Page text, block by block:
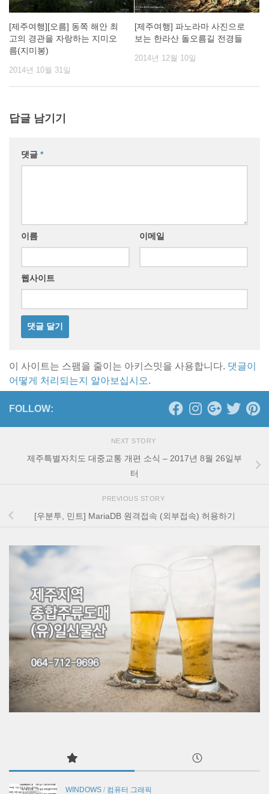
[제주여행][오름] 동쪽 해안 최
고의 경관을 자랑하는 지미오
름(지미봉)
2014년 10월 31일
[제주여행] 파노라마 사진으로
보는 한라산 돌오름길 전경들
2014년 12월 10일
답글 남기기
댓글 *
이름 이메일
웹사이트
이 사이트는 스팸을 줄이는 아키스밋을 사용합니다. 댓글이
어떻게 처리되는지 알아보십시오.
FOLLOW:
NEXT STORY
제주특별자치도 대중교통 개편 소식 – 2017년 8월 26일부
터
PREVIOUS STORY
[우분투, 민트] MariaDB 원격접속 (외부접속) 허용하기
WINDOWS / 컴퓨터 그래픽